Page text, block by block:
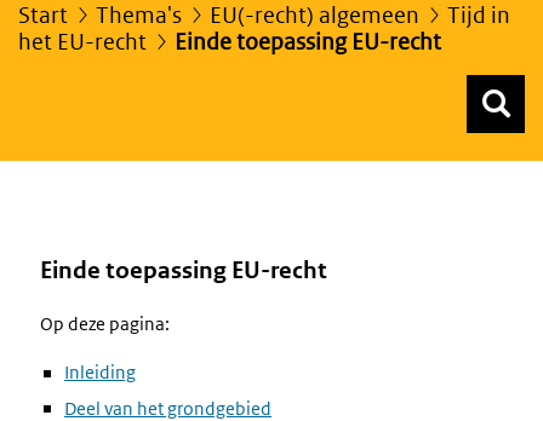
Start Thema's EU(-recht) algemeen
Tijd in
het EU-recht
Einde toepassing EU-recht
Einde toepassing EU-recht
Op deze pagina:
Inleiding
Deel van het grondgebied